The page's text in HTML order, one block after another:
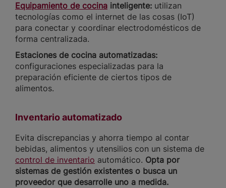
Equipamiento de cocina inteligente: utilizan
tecnologías como el internet de las cosas (IoT)
para conectar y coordinar electrodomésticos de
forma centralizada.
Estaciones de cocina automatizadas:
configuraciones especializadas para la
preparación eficiente de ciertos tipos de
alimentos.
Inventario automatizado
Evita discrepancias y ahorra tiempo al contar
bebidas, alimentos y utensilios con un sistema de
control de inventario automático. Opta por
sistemas de gestión existentes o busca un
proveedor que desarrolle uno a medida.